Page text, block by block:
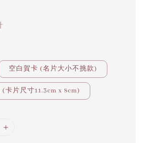
空白賀卡 (名片大小不挑款)
卡片尺寸11.3cm x 8cm)